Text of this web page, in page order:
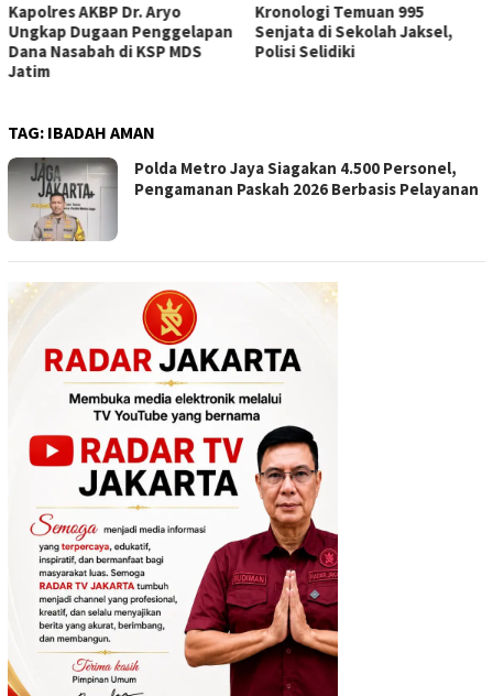
Kronologi Temuan 995
Senjata di Sekolah Jaksel,
Polisi Selidiki
995 Senjata dan Ribuan
Peluru Ditemukan di Ruang
Ketua Pengurus Sekolah
TAG: IBADAH AMAN
Polda Metro Jaya Siagakan 4.500 Personel,
Pengamanan Paskah 2026 Berbasis Pelayanan